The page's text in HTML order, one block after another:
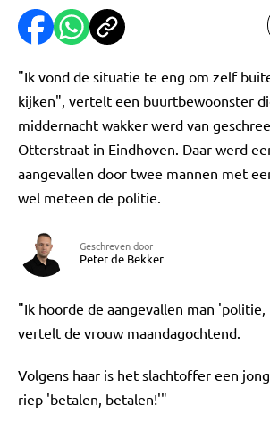
"Ik vond de situatie te eng om zelf
kijken", vertelt een buurtbewoonster
middernacht wakker werd van
Otterstraat in Eindhoven. Daar werd
aangevallen door twee mannen met
wel meteen de politie.
Geschreven door
Peter de Bekker
"Ik hoorde de aangevallen man
vertelt de vrouw maandagochtend.
Volgens haar is het slachtoffer een
riep 'betalen, betalen!'"